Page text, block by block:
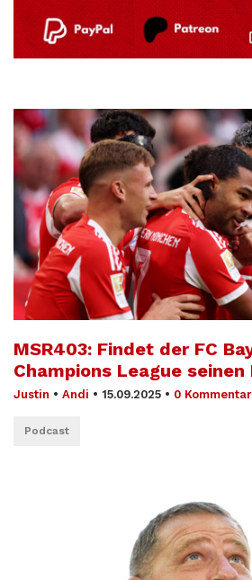
MSR403: Findet der FC
Champions League seinen
Justin • Andi • 15.09.2025 • 0
Podcast